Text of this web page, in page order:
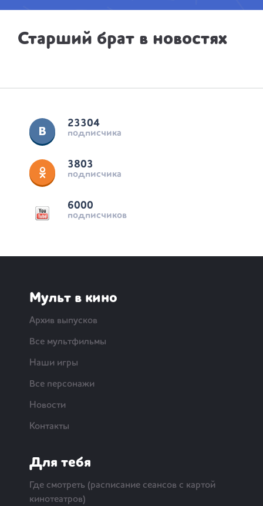
Старший брат в новостях
23304
подписчика
3803
подписчика
6000
подписчиков
Мульт в кино
Архив выпусков
Все мультфильмы
Наши игры
Все персонажи
Новости
Контакты
Для тебя
Где смотреть (расписание сеансов с картой
кинотеатров)